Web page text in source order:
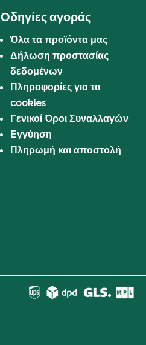
Οδηγίες αγοράς
Όλα τα προϊόντα μας
Δήλωση προστασίας
δεδομένων
Πληροφορίες για τα
cookies
Γενικοί Όροι Συναλλαγών
Εγγύηση
Πληρωμή και αποστολή